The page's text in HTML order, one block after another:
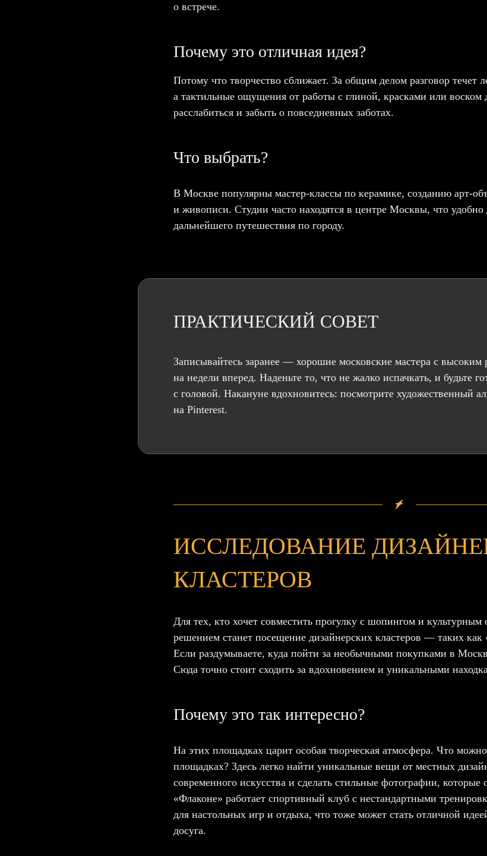
о встрече.
Почему это отличная идея?
Потому что творчество сближает. За общим делом разговор течет
а тактильные ощущения от работы с глиной, красками или воском
расслабиться и забыть о повседневных заботах.
Что выбрать?
В Москве популярны мастер-классы по керамике, созданию арт-
и живописи. Студии часто находятся в центре Москвы, что удобно
дальнейшего путешествия по городу.
ПРАКТИЧЕСКИЙ СОВЕТ
Записывайтесь заранее — хорошие московские мастера с высоким
на недели вперед. Наденьте то, что не жалко испачкать, и будьте
с головой. Накануне вдохновитесь: посмотрите художественный
на Pinterest.
ИССЛЕДОВАНИЕ
КЛАСТЕРОВ
Для тех, кто хочет совместить прогулку с шопингом и
решением станет посещение дизайнерских кластеров — таких как
Если раздумываете, куда пойти за необычными покупками в
Сюда точно стоит сходить за вдохновением и уникальными
Почему это так интересно?
На этих площадках царит особая творческая атмосфера. Что
площадках? Здесь легко найти уникальные вещи от местных
современного искусства и сделать стильные фотографии, которые
«Флаконе» работает спортивный клуб с нестандартными
для настольных игр и отдыха, что тоже может стать отличной
досуга.